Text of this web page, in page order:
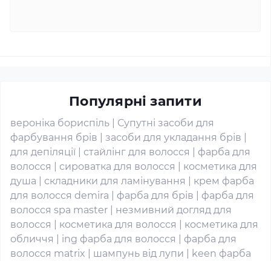
Популярні запити
вероніка бориспіль
Супутні засоби для
фарбування брів
засоби для укладання брів
для депіляції
стайлінг для волосся
фарба для
волосся
сироватка для волосся
косметика для
душа
складники для ламінування
крем фарба
для волосся demira
фарба для брів
фарба для
волосся spa master
незмивний догляд для
волосся
косметика для волосся
косметика для
обличчя
ing фарба для волосся
фарба для
волосся matrix
шампунь від лупи
keen фарба